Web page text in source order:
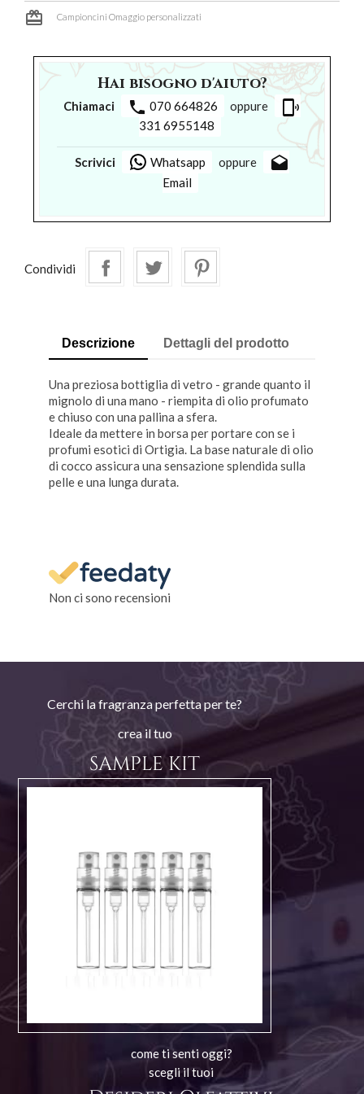
card_giftcard Campioncini Omaggio personalizzati
Hai bisogno d'aiuto?
Chiamaci phone 070 664826 oppure phonelink_ring
331 6955148
Scrivici Whatsapp oppure drafts
Email
Condividi
Descrizione Dettagli del prodotto
Una preziosa bottiglia di vetro - grande quanto il
mignolo di una mano - riempita di olio profumato
e chiuso con una pallina a sfera.
Ideale da mettere in borsa per portare con se i
profumi esotici di Ortigia. La base naturale di olio
di cocco assicura una sensazione splendida sulla
pelle e una lunga durata.
Non ci sono recensioni
Cerchi la fragranza perfetta per te?
crea il tuo
SAMPLE KIT
come ti senti oggi?
scegli il tuoi